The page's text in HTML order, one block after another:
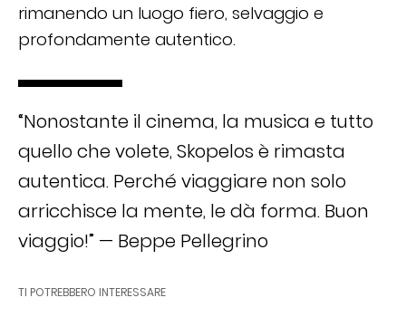
rimanendo un luogo fiero, selvaggio e
profondamente autentico.
“Nonostante il cinema, la musica e tutto
quello che volete, Skopelos è rimasta
autentica. Perché viaggiare non solo
arricchisce la mente, le dà forma. Buon
viaggio!” — Beppe Pellegrino
TI POTREBBERO INTERESSARE